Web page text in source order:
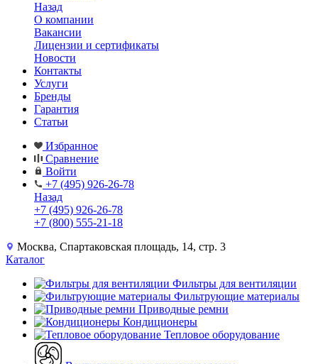
Назад
О компании
Вакансии
Лицензии и сертификаты
Новости
Контакты
Услуги
Бренды
Гарантия
Статьи
Избранное
Сравнение
Войти
+7 (495) 926-26-78
Назад
+7 (495) 926-26-78
+7 (800) 555-21-18
Москва, Спартаковская площадь, 14, стр. 3
Каталог
Фильтры для вентиляции
Фильтрующие материалы
Приводные ремни
Кондиционеры
Тепловое оборудование